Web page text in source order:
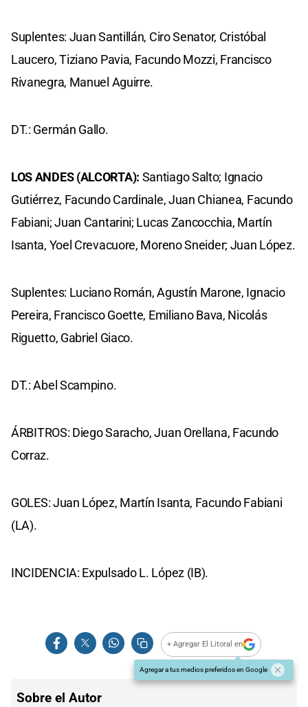
Suplentes: Juan Santillán, Ciro Senator, Cristóbal
Laucero, Tiziano Pavia, Facundo Mozzi, Francisco
Rivanegra, Manuel Aguirre.
DT.: Germán Gallo.
LOS ANDES (ALCORTA): Santiago Salto; Ignacio
Gutiérrez, Facundo Cardinale, Juan Chianea, Facundo
Fabiani; Juan Cantarini; Lucas Zancocchia, Martín
Isanta, Yoel Crevacuore, Moreno Sneider; Juan López.
Suplentes: Luciano Román, Agustín Marone, Ignacio
Pereira, Francisco Goette, Emiliano Bava, Nicolás
Riguetto, Gabriel Giaco.
DT.: Abel Scampino.
ÁRBITROS: Diego Saracho, Juan Orellana, Facundo
Corraz.
GOLES: Juan López, Martín Isanta, Facundo Fabiani
(LA).
INCIDENCIA: Expulsado L. López (IB).
+ Agregar El Litoral en
Agregar a tus medios preferidos en Google
Sobre el Autor